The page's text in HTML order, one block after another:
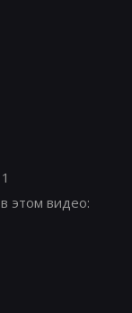
этом видео: